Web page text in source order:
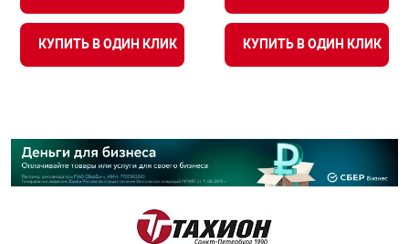
КУПИТЬ В ОДИН КЛИК КУПИТЬ В ОДИН КЛИК